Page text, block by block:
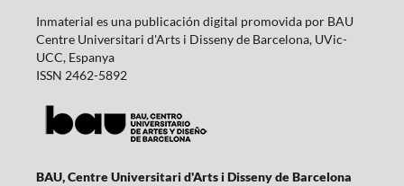
Inmaterial es una publicación digital promovida por BAU
Centre Universitari d'Arts i Disseny de Barcelona, UVic-
UCC, Espanya
ISSN 2462-5892
BAU, Centre Universitari d'Arts i Disseny de Barcelona